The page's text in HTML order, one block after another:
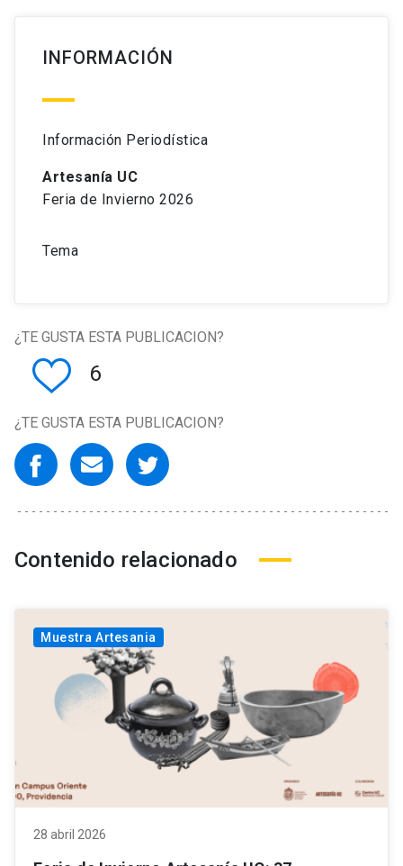
INFORMACIÓN
Información Periodística
Artesanía UC
Feria de Invierno 2026
Tema
¿TE GUSTA ESTA PUBLICACION?
6
¿TE GUSTA ESTA PUBLICACION?
Contenido relacionado
Muestra Artesania
28 abril 2026